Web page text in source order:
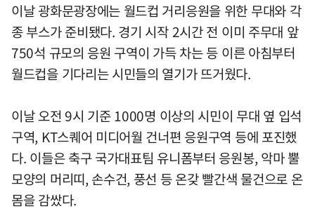
이날 광화문광장에는 월드컵 거리응원을 위한 무대와 각
종 부스가 준비됐다. 경기 시작 2시간 전 이미 주무대 앞
750석 규모의 응원 구역이 가득 차는 등 이른 아침부터
월드컵을 기다리는 시민들의 열기가 뜨거웠다.
이날 오전 9시 기준 1000명 이상의 시민이 무대 옆 입석
구역, KT스퀘어 미디어월 건너편 응원구역 등에 포진했
다. 이들은 축구 국가대표팀 유니폼부터 응원봉, 악마 뿔
모양의 머리띠, 손수건, 풍선 등 온갖 빨간색 물건으로 온
몸을 감쌌다.